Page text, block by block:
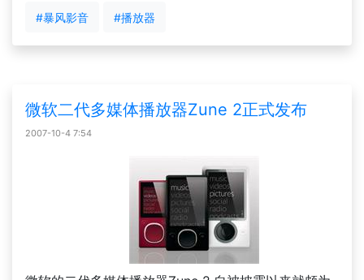
#暴风影音 #播放器
微软二代多媒体播放器Zune 2正式发布
2007-10-4 7:54